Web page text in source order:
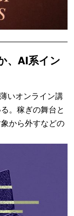
、AI系イン
いオンライン講
。稼ぎの舞台と
から外すなどの